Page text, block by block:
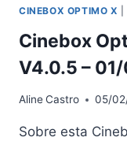
CINEBOX OPTIMO X |
Cinebox
V4.0.5 –
AlineCastro 05/
Sobre esta